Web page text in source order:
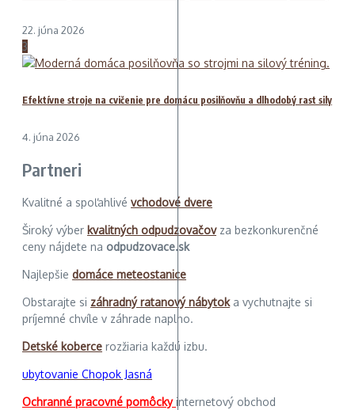
22. júna 2026
3
Efektívne stroje na cvičenie pre domácu posilňovňu a dlhodobý rast sily
4. júna 2026
Partneri
Kvalitné a spoľahlivé vchodové dvere
Široký výber kvalitných odpudzovačovza bezkonkurenčné
ceny nájdete na odpudzovace.sk
Najlepšie domáce meteostanice
Obstarajte si záhradný ratanový nábytoka vychutnajte si
príjemné chvíle v záhrade naplno.
Detské koberce rozžiaria každú izbu.
ubytovanie Chopok Jasná
Ochranné pracovné pomôckyinternetový obchod